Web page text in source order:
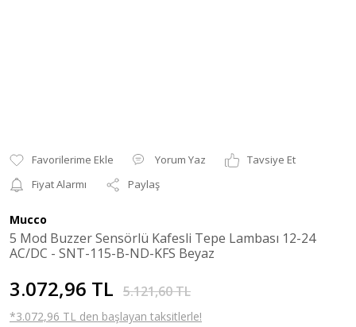
Yorum Yaz
Tavsiye Et
Fiyat Alarmı
Paylaş
Mucco
5 Mod Buzzer Sensörlü Kafesli Tepe Lambası 12-24
AC/DC - SNT-115-B-ND-KFS Beyaz
3.072,96 TL 5.121,60 TL
*3.072,96 TL den başlayan taksitlerle!